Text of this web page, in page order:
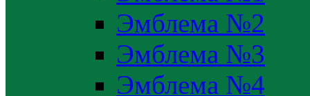
Эмблема №2
Эмблема №3
Эмблема №4